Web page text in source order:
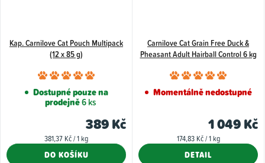
Kap. Carnilove Cat Pouch Multipack
(12 x 85 g)
Průměrné
hodnocení
produktu
je
5,0
z
Dostupné pouze na
prodejně6 ks
389 Kč
Měrná
381,37 Kč / 1 kg
DO KOŠÍKU
Carnilove Cat Grain Free Duck &
Pheasant Adult Hairball Control 6 kg
je
5,0
z
Momentálně nedostupné
1 049 Kč
Měrná
174,83 Kč / 1 kg
DETAIL